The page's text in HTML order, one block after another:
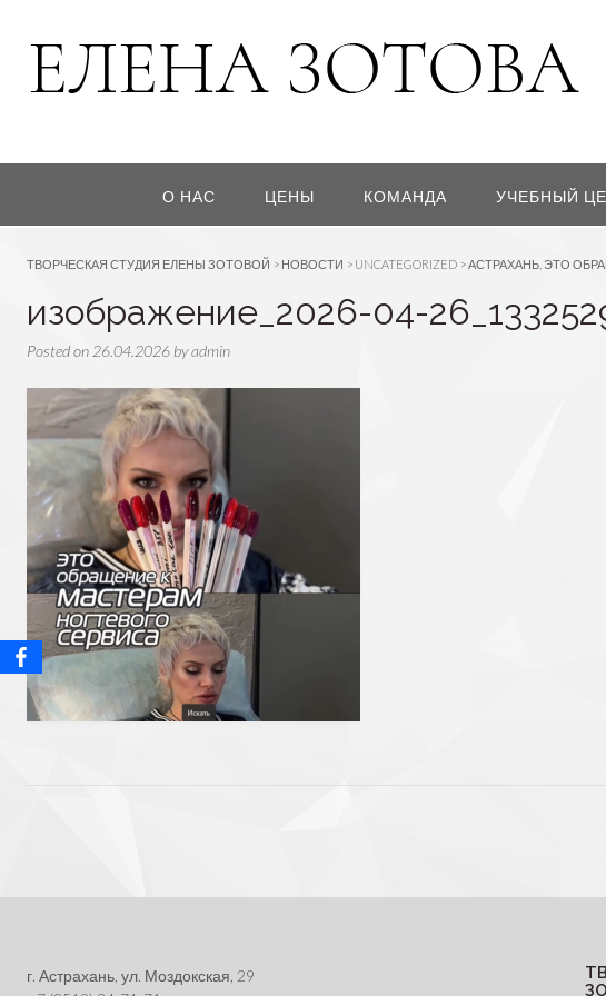
О НАС ЦЕНЫ КОМАНДА УЧЕБНЫЙ
ТВОРЧЕСКАЯ СТУДИЯ ЕЛЕНЫ ЗОТОВОЙ > НОВОСТИ > UNCATEGORIZED >АСТРАХАНЬ, ЭТО
изображение_2026-04-
Posted on 26.04.2026 byadmin
г. Астрахань, ул. Моздокская, 29